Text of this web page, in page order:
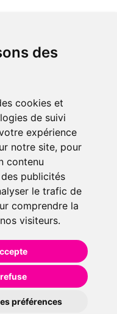
des
cookies et
de suivi
expérience
notre site, pour
contenu
publicités
le trafic de
comprendre la
visiteurs.
préférences
commande à Amiens
recevez-là rapidement
sociaux
vous souhaitent de
beauté et
Pharmacie d’Amiens.
de 20000 références en
animaux (vétérinaire).
en ligne et venez
domicile.